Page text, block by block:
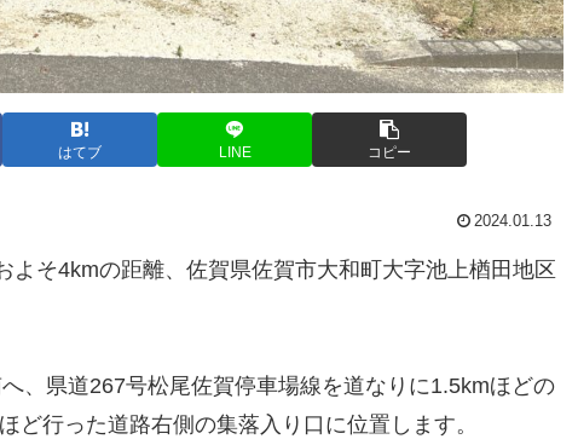
はてブ LINE コピー
2024.01.13
よそ4kmの距離、佐賀県佐賀市大和町大字池上楢田地区
、県道267号松尾佐賀停車場線を道なりに1.5kmほどの
ど行った道路右側の集落入り口に位置します。